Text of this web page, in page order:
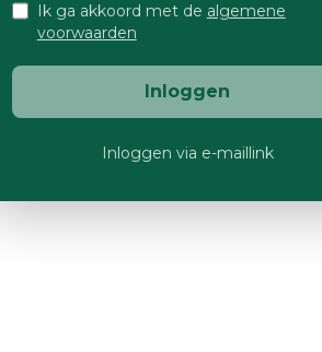
Ik ga akkoord met de algemene
voorwaarden
Inloggen
Inloggen via e-maillink